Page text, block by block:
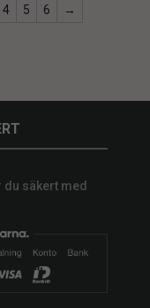
4 5 6 →
du säkert med